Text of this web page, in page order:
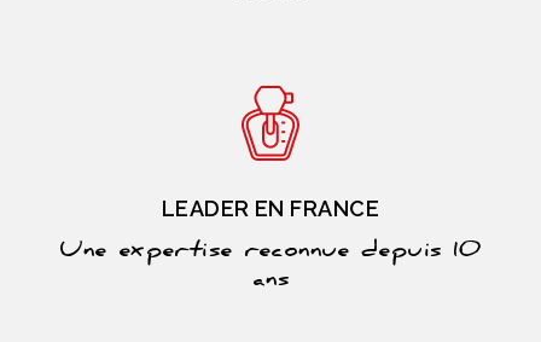
LEADER EN FRANCE
Une expertise reconnue depuis 10
ans